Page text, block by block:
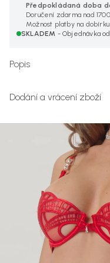
Předpokládaná doba
Doručení zdarma nad
Možnost platby na dobírku
SKLADEM - Objednávka
Popis
Dodání a vrácení zboží